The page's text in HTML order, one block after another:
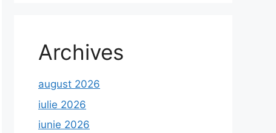
Archives
august 2026
iulie 2026
iunie 2026